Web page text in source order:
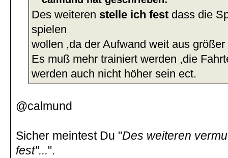
Des weiteren stelle ich fest dass die
spielen
wollen ,da der Aufwand weit aus
Es muß mehr trainiert werden ,die
werden auch nicht höher sein ect.
@calmund
Sicher meintest Du "Des weiteren
fest"...".